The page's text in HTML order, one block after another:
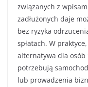
związanych z
zadłużonych daje
bez ryzyka
spłatach. W
alternatywa dla
potrzebują
lub prowadzenia